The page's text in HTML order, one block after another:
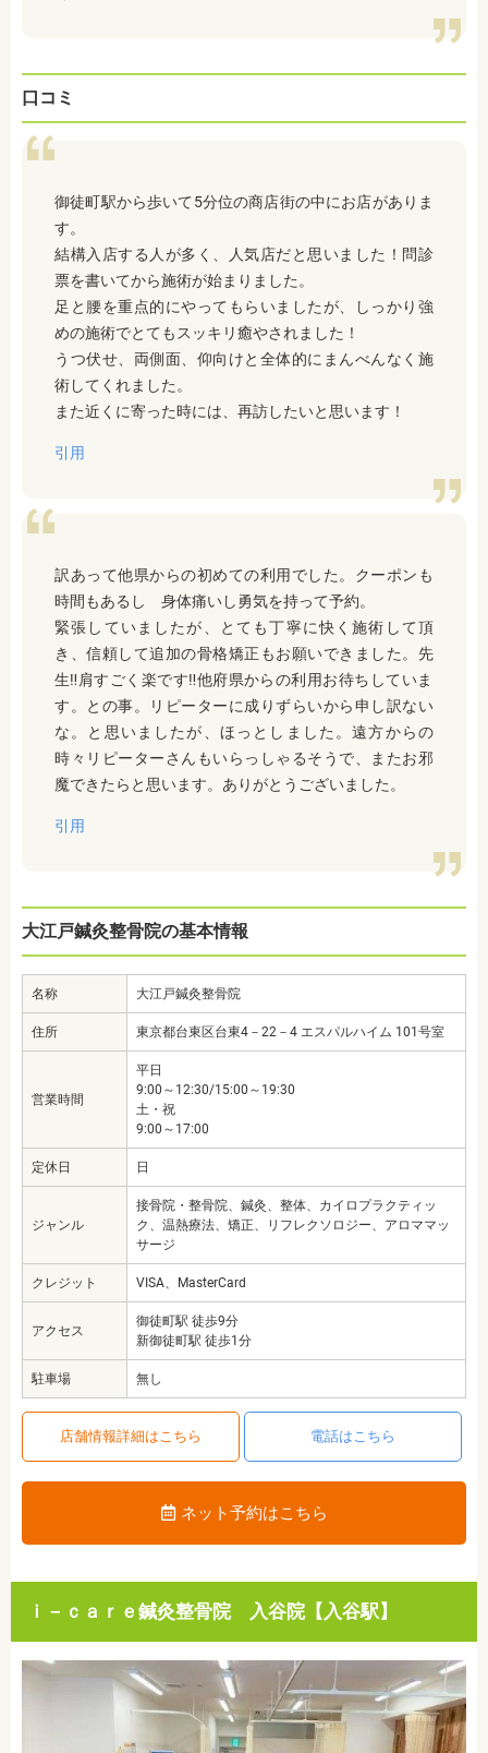
口コミ
御徒町駅から歩いて5分位の商店街の中にお店がありま
す。
結構入店する人が多く、人気店だと思いました！問診
票を書いてから施術が始まりました。
足と腰を重点的にやってもらいましたが、しっかり強
めの施術でとてもスッキリ癒やされました！
うつ伏せ、両側面、仰向けと全体的にまんべんなく施
術してくれました。
また近くに寄った時には、再訪したいと思います！
引用
訳あって他県からの初めての利用でした。クーポンも
時間もあるし 身体痛いし勇気を持って予約。
緊張していましたが、とても丁寧に快く施術して頂
き、信頼して追加の骨格矯正もお願いできました。先
生‼️肩すごく楽です‼️他府県からの利用お待ちしていま
す。との事。リピーターに成りずらいから申し訳ない
な。と思いましたが、ほっとしました。遠方からの
時々リピーターさんもいらっしゃるそうで、またお邪
魔できたらと思います。ありがとうございました。
引用
大江戸鍼灸整骨院の基本情報
名称 大江戸鍼灸整骨院
住所 東京都台東区台東4－22－4 エスパルハイム 101号室
営業時間
平日
9:00～12:30/15:00～19:30
土・祝
9:00～17:00
定休日 日
ジャンル
接骨院・整骨院、鍼灸、整体、カイロプラクティッ
ク、温熱療法、矯正、リフレクソロジー、アロママッ
サージ
クレジット VISA、MasterCard
アクセス
御徒町駅 徒歩9分
新御徒町駅 徒歩1分
駐車場 無し
店舗情報詳細はこちら 電話はこちら
ネット予約はこちら
ｉ－ｃａｒｅ鍼灸整骨院 入谷院【入谷駅】